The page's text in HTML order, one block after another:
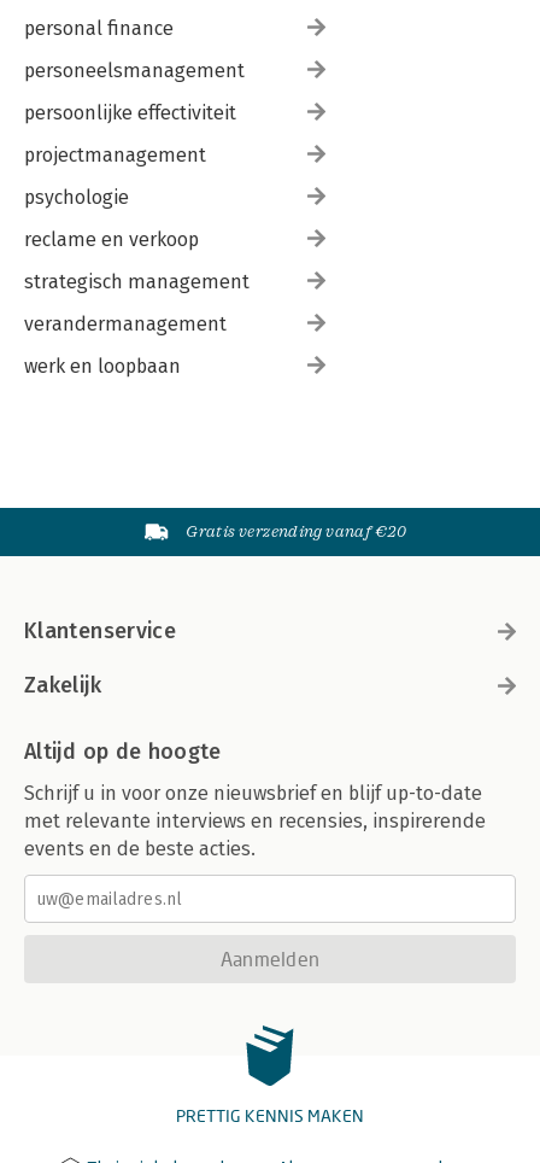
personal finance
personeelsmanagement
persoonlijke effectiviteit
projectmanagement
psychologie
reclame en verkoop
strategisch management
verandermanagement
werk en loopbaan
Gratis verzending vanaf €20
Klantenservice
Zakelijk
Altijd op de hoogte
Schrijf u in voor onze nieuwsbrief en blijf up-to-date
met relevante interviews en recensies, inspirerende
events en de beste acties.
Aanmelden
PRETTIG KENNIS MAKEN